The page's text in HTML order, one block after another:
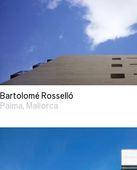
Bartolomé Rosselló
Palma, Mallorca